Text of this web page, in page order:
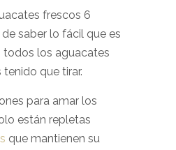
frescos 6
saber lo fácil que es
todos los aguacates
que tirar.
para amar los
están repletas
que mantienen su